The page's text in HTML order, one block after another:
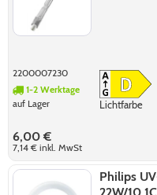
2200007230
1-2 Werktage
auf Lager
Lichtfarbe
6,00 €
7,14 €inkl. MwSt
Philips